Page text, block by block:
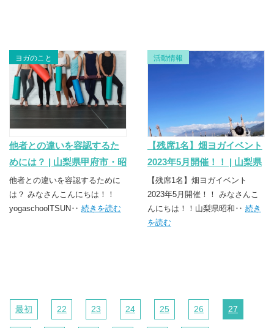
ヨガのこと
他者との違いを容認するた
めには？ | 山梨県甲府市・昭
和町のヨガスクール
TSUNAGU（つなぐ）
他者との違いを容認するために
は？ みなさんこんにちは！！
yogaschoolTSUN‥ 続きを読む
活動情報
【残席1名】畑ヨガイベント
2023年5月開催！！ | 山梨県
甲府市・昭和町のヨガスク
ール TSUNAGU（つなぐ）
【残席1名】畑ヨガイベント
2023年5月開催！！ みなさんこ
んにちは！！山梨県昭和‥ 続き
を読む
最初 22 23 24 25 26 27